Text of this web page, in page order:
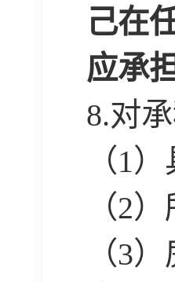
己在
应承
8.对
（1）
（2）
（3）